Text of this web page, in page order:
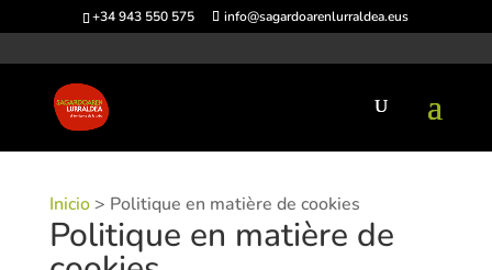
+34 943 550 575 info@sagardoarenlurraldea.eus
Inicio> Politique en matière de cookies
Politique en matière de